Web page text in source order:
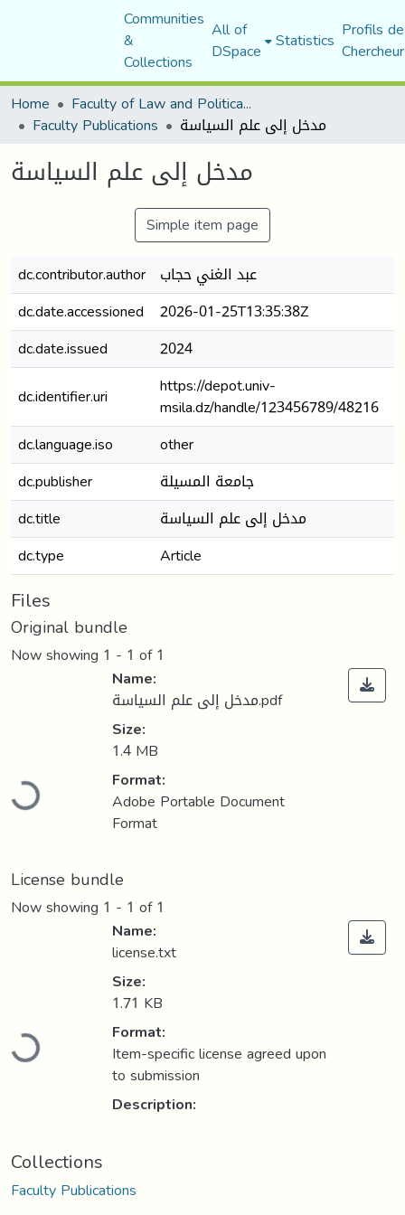
Communities
&
Collections
All of
DSpace Statistics Profils
Home
Faculty of Law and Political Science
Faculty Publications مدخل إلى علم السياسة
مدخل إلى علم السياسة
Simple item page
dc.contributor.author عبد الغني حجاب
dc.date.accessioned
2026-01-25T13:35:38Z
dc.date.issued
2024
dc.identifier.uri
https://depot.univ-
msila.dz/handle/123456789/48216
dc.language.iso
other
dc.publisher
جامعة المسيلة
dc.title
مدخل إلى علم السياسة
dc.type
Article
Files
Original bundle
Now showing 1 - 1 of 1
Loading...
Name:
مدخل إلى علم السياسة.pdf
Size:
1.4 MB
Format:
Adobe Portable Document
Format
License bundle
Now showing 1 - 1 of 1
Loading...
Name:
license.txt
Size:
1.71 KB
Format:
Item-specific license agreed upon
to submission
Description:
Collections
Faculty Publications